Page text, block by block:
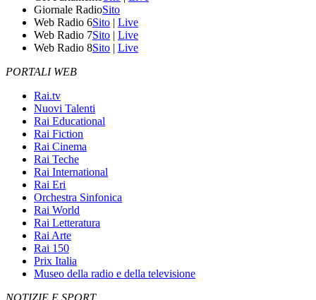
Giornale RadioSito
Web Radio 6Sito | Live
Web Radio 7Sito | Live
Web Radio 8Sito | Live
PORTALI WEB
Rai.tv
Nuovi Talenti
Rai Educational
Rai Fiction
Rai Cinema
Rai Teche
Rai International
Rai Eri
Orchestra Sinfonica
Rai World
Rai Letteratura
Rai Arte
Rai 150
Prix Italia
Museo della radio e della televisione
NOTIZIE E SPORT